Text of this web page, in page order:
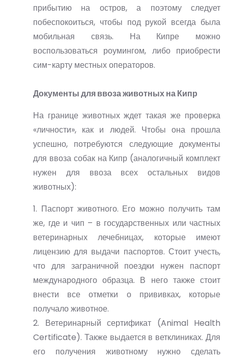
прибытию на остров, а поэтому следует
побеспокоиться, чтобы под рукой всегда была
мобильная связь. На Кипре можно
воспользоваться роумингом, либо приобрести
сим-карту местных операторов.
Документы для ввоза животных на Кипр
На границе животных ждет такая же проверка
«личности», как и людей. Чтобы она прошла
успешно, потребуются следующие документы
для ввоза собак на Кипр (аналогичный комплект
нужен для ввоза всех остальных видов
животных):
1. Паспорт животного. Его можно получить там
же, где и чип – в государственных или частных
ветеринарных лечебницах, которые имеют
лицензию для выдачи паспортов. Стоит учесть,
что для заграничной поездки нужен паспорт
международного образца. В него также стоит
внести все отметки о прививках, которые
получало животное.
2. Ветеринарный сертификат (Animal Health
Certificate). Также выдается в ветклиниках. Для
его получения животному нужно сделать